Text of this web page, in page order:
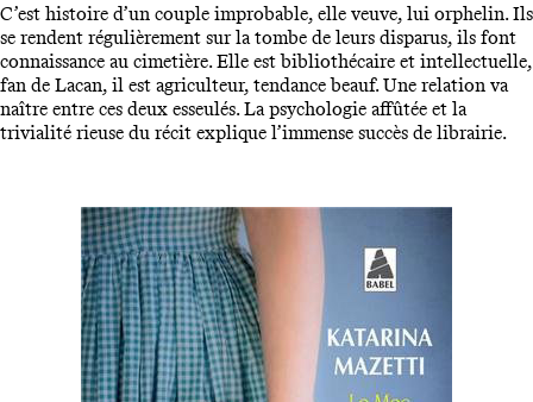
C’est histoire d’un couple improbable, elle veuve, lui orphelin. Ils
se rendent régulièrement sur la tombe de leurs disparus, ils font
connaissance au cimetière. Elle est bibliothécaire et intellectuelle,
fan de Lacan, il est agriculteur, tendance beauf. Une relation va
naître entre ces deux esseulés. La psychologie affûtée et la
trivialité rieuse du récit explique l’immense succès de librairie.